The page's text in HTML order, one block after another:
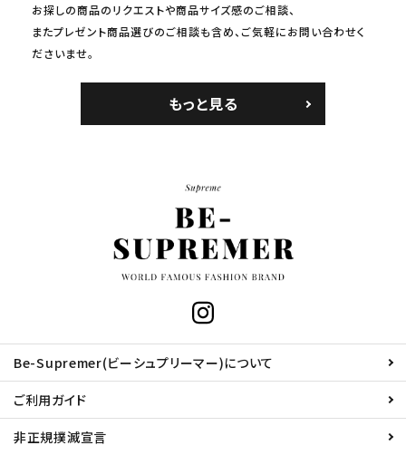
お探しの商品のリクエストや商品サイズ感のご相談、
またプレゼント商品選びのご相談も含め、ご気軽にお問い合わせく
ださいませ。
もっと見る
Be-Supremer(ビーシュプリーマー)について
ご利用ガイド
非正規撲滅宣言